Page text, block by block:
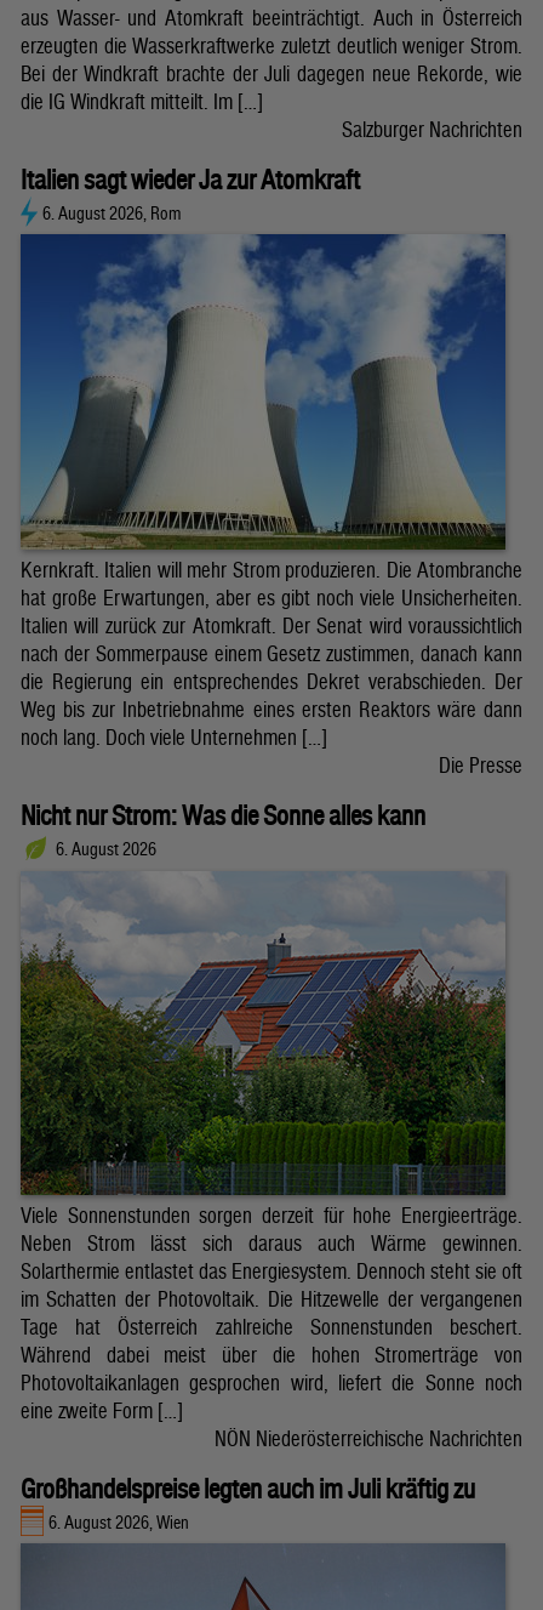
aus Wasser- und Atomkraft beeinträchtigt. Auch in Österreich
erzeugten die Wasserkraftwerke zuletzt deutlich weniger Strom.
Bei der Windkraft brachte der Juli dagegen neue Rekorde, wie
die IG Windkraft mitteilt. Im […]
Salzburger Nachrichten
Italien sagt wieder Ja zur Atomkraft
6. August 2026, Rom
Kernkraft. Italien will mehr Strom produzieren. Die Atombranche
hat große Erwartungen, aber es gibt noch viele Unsicherheiten.
Italien will zurück zur Atomkraft. Der Senat wird voraussichtlich
nach der Sommerpause einem Gesetz zustimmen, danach kann
die Regierung ein entsprechendes Dekret verabschieden. Der
Weg bis zur Inbetriebnahme eines ersten Reaktors wäre dann
noch lang. Doch viele Unternehmen […]
Die Presse
Nicht nur Strom: Was die Sonne alles kann
6. August 2026
Viele Sonnenstunden sorgen derzeit für hohe Energieerträge.
Neben Strom lässt sich daraus auch Wärme gewinnen.
Solarthermie entlastet das Energiesystem. Dennoch steht sie oft
im Schatten der Photovoltaik. Die Hitzewelle der vergangenen
Tage hat Österreich zahlreiche Sonnenstunden beschert.
Während dabei meist über die hohen Stromerträge von
Photovoltaikanlagen gesprochen wird, liefert die Sonne noch
eine zweite Form […]
NÖN Niederösterreichische Nachrichten
Großhandelspreise legten auch im Juli kräftig zu
6. August 2026, Wien